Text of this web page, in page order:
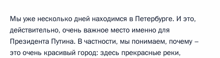
Мы уже несколько дней находимся в Петербурге. И это,
действительно, очень важное место именно для
Президента Путина. В частности, мы понимаем, почему –
это очень красивый город: здесь прекрасные реки,